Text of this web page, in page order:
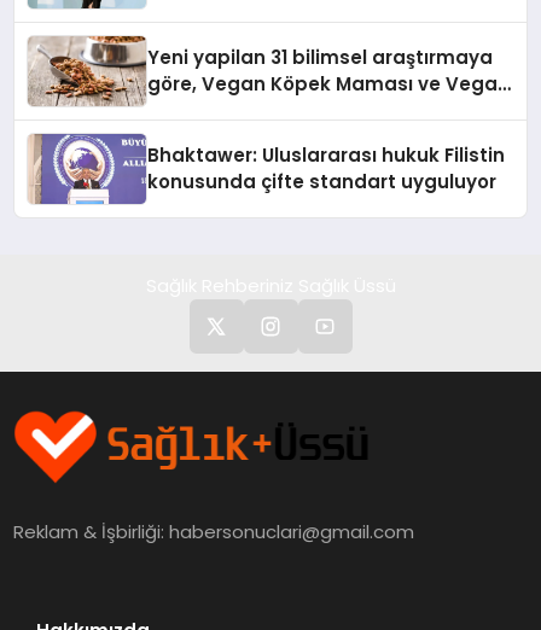
Yeni yapilan 31 bilimsel araştırmaya
göre, Vegan Köpek Maması ve Vegan
Bhaktawer: Uluslararası hukuk Filistin
konusunda çifte standart uyguluyor
Reklam & İşbirliği:habersonuclari@gmail.com